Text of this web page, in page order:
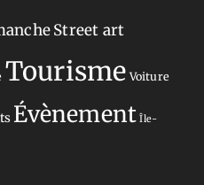
Street art
Tourisme Voiture
Évènement Île-